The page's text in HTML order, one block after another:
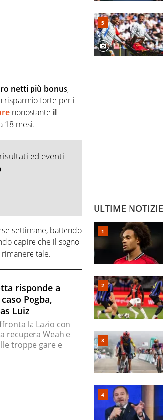
netti più bonus,
risparmio forte per i
nonostante il
18 mesi.
ed eventi
settimane, battendo
capire che il sogno
tale.
risponde a
Pogba,
Luiz
la Lazio con
recupera Weah e
troppe gare e
ULTIME NOTIZIE